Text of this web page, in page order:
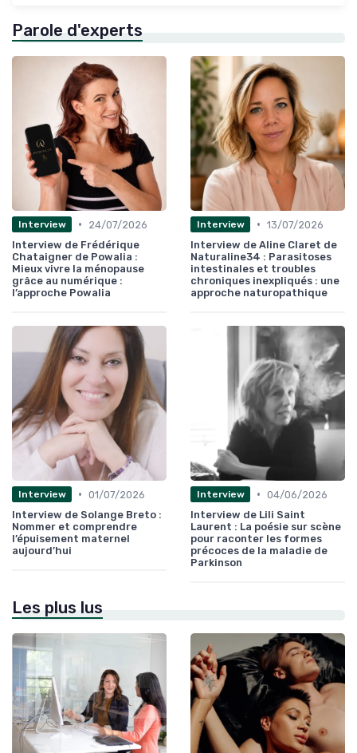
Parole d'experts
Interview •
24/07/2026
Interview de Frédérique
Chataigner de Powalia :
Mieux vivre la ménopause
grâce au numérique :
l’approche Powalia
Interview • 13/07/2026
Interview de Aline Claret de
Naturaline34 : Parasitoses
intestinales et troubles
chroniques inexpliqués : une
approche naturopathique
Interview • 01/07/2026
Interview de Solange Breto :
Nommer et comprendre
l’épuisement maternel
aujourd’hui
Interview • 04/06/2026
Interview de Lili Saint
Laurent : La poésie sur scène
pour raconter les formes
précoces de la maladie de
Parkinson
Les plus lus